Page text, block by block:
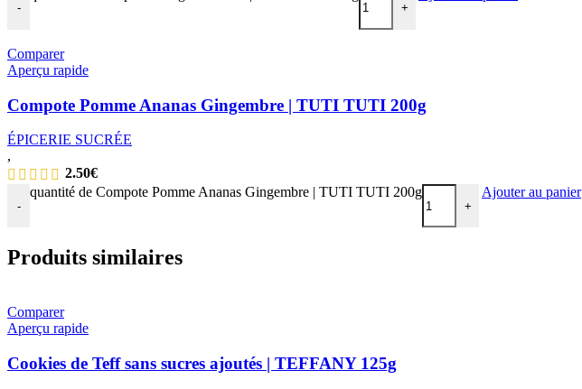
- +
Comparer
Aperçu rapide
Compote Pomme Ananas Gingembre | TUTI TUTI 200g
ÉPICERIE SUCRÉE
,
2.50€
-
quantité de Compote Pomme Ananas Gingembre | TUTI TUTI 200g
+
Ajouter au panier
Produits similaires
Comparer
Aperçu rapide
Cookies de Teff sans sucres ajoutés | TEFFANY 125g